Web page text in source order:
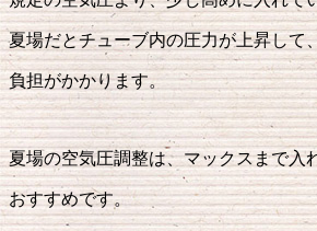
夏場だとチューブ内の圧力が上昇して
負担がかかります。
夏場の空気圧調整は、マックスまで入
おすすめです。